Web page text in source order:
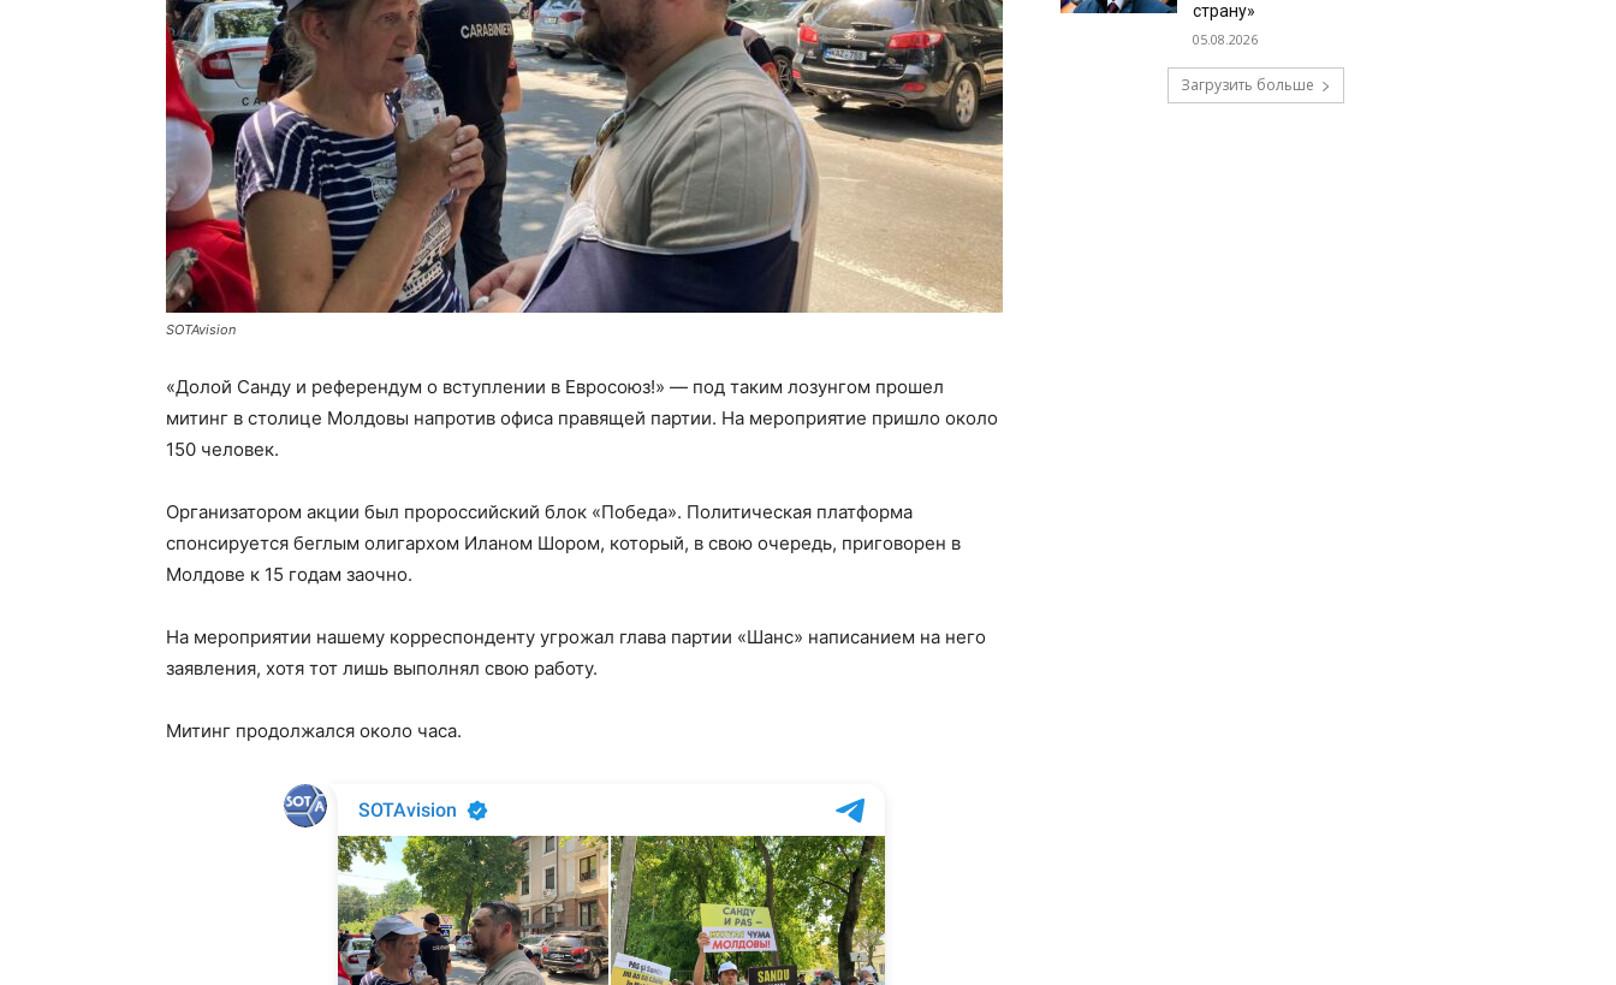
SOTAvision
«Долой Санду и референдум о вступлении в Евросоюз!» — под таким лозунгом прошел
митинг в столице Молдовы напротив офиса правящей партии. На мероприятие пришло около
150 человек.
Организатором акции был пророссийский блок «Победа». Политическая платформа
спонсируется беглым олигархом Иланом Шором, который, в свою очередь, приговорен в
Молдове к 15 годам заочно.
На мероприятии нашему корреспонденту угрожал глава партии «Шанс» написанием на него
заявления, хотя тот лишь выполнял свою работу.
Митинг продолжался около часа.
страну»
05.08.2026
Загрузить больше